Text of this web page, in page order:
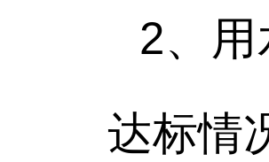
2、
达标情